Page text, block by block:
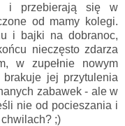
i przebierają się w
od mamy kolegi.
i bajki na dobranoc,
nieczęsto zdarza
w zupełnie nowym
jej przytulenia
zabawek - ale w
nie od pocieszania i
;)